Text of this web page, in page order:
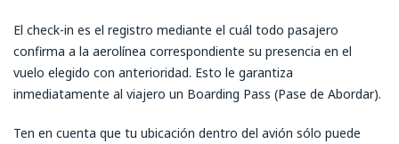
El check-in es el registro mediante el cuál todo pasajero
confirma a la aerolínea correspondiente su presencia en el
vuelo elegido con anterioridad. Esto le garantiza
inmediatamente al viajero un Boarding Pass (Pase de Abordar).
Ten en cuenta que tu ubicación dentro del avión sólo puede